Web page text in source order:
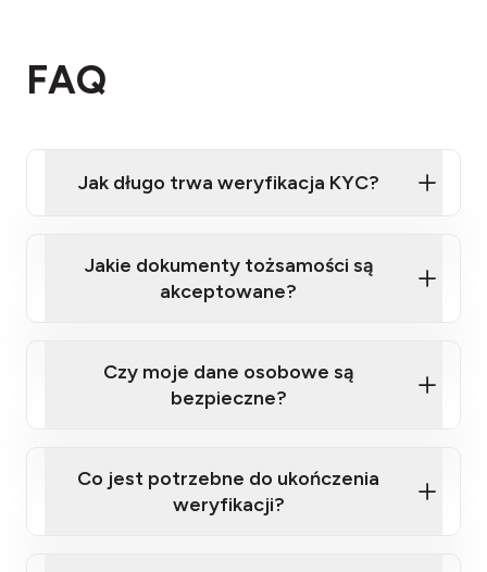
FAQ
Jak długo trwa weryfikacja KYC?
Jakie dokumenty tożsamości są
akceptowane?
prawo jazdyCzy moje dane osobowe są
bezpieczne?
polskim prawem o ochronie
Co jest potrzebne do ukończenia
weryfikacji?